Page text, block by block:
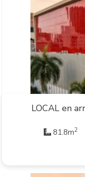
LOCAL en
81.8m2